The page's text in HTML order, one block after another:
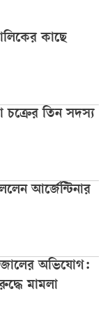
কাছে
চক্রের তিন সদস্য
আর্জেন্টিনার
জালের অভিযোগ:
মামলা